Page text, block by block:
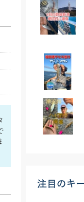
注目のキ